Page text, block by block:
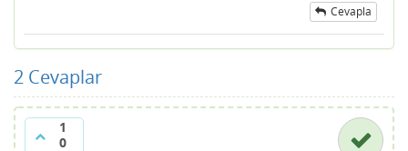
Cevapla
2 Cevaplar
1
0